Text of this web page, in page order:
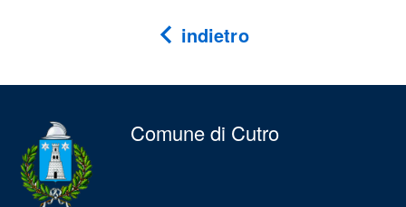
indietro
Comune di Cutro